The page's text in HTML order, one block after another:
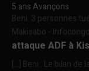
5 ans Avançons
Beni :3 personnes
Makisabo -
attaque ADF à
[…] Beni : Le bilan de